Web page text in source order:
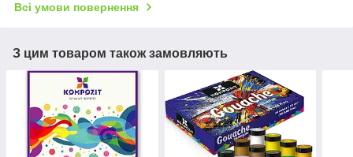
Всі умови повернення
З цим товаром також замовляють